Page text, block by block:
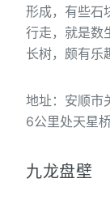
形成， 有些石
行走，就是数
长树，颇有乐
地址：安顺市
6公里处天星
九龙盘壁